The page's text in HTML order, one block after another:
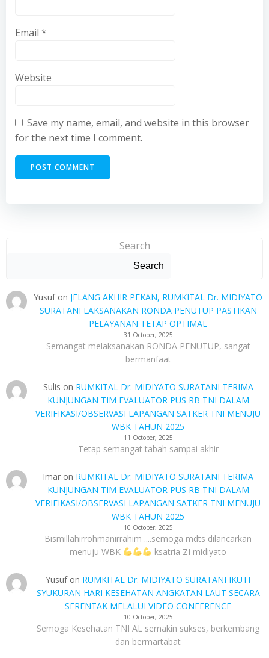
Email *
Website
Save my name, email, and website in this browser
for the next time I comment.
Search
Search
Yusufon JELANG AKHIR PEKAN, RUMKITAL Dr. MIDIYATO
SURATANI LAKSANAKAN RONDA PENUTUP PASTIKAN
PELAYANAN TETAP OPTIMAL
31 October, 2025
Semangat melaksanakan RONDA PENUTUP, sangat
bermanfaat
Sulis on RUMKITAL Dr. MIDIYATO SURATANI TERIMA
KUNJUNGAN TIM EVALUATOR PUS RB TNI DALAM
VERIFIKASI/OBSERVASI LAPANGAN SATKER TNI MENUJU
WBK TAHUN 2025
11 October, 2025
Tetap semangat tabah sampai akhir
Imar on RUMKITAL Dr. MIDIYATO SURATANI TERIMA
KUNJUNGAN TIM EVALUATOR PUS RB TNI DALAM
VERIFIKASI/OBSERVASI LAPANGAN SATKER TNI MENUJU
WBK TAHUN 2025
10 October, 2025
Bismillahirrohmanirrahim ....semoga mdts dilancarkan
menuju WBK
ksatria ZI midiyato
Yusufon RUMKITAL Dr. MIDIYATO SURATANI IKUTI
SYUKURAN HARI KESEHATAN ANGKATAN LAUT SECARA
SERENTAK MELALUI VIDEO CONFERENCE
10 October, 2025
Semoga Kesehatan TNI AL semakin sukses, berkembang
dan bermartabat